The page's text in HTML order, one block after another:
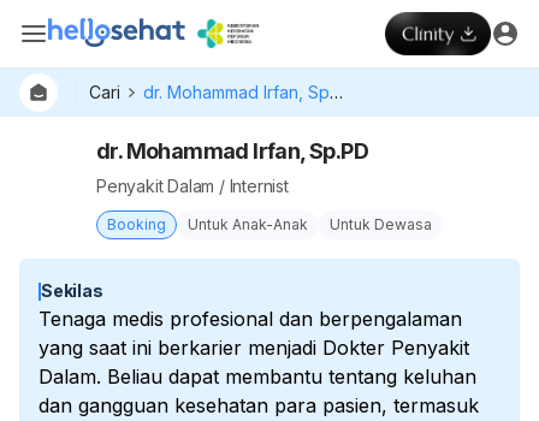
Cari dr. Mohammad Irfan, Sp.PD
dr. Mohammad Irfan, Sp.PD
Penyakit Dalam / Internist
Booking Untuk Anak-Anak Untuk Dewasa
Sekilas
Tenaga medis profesional dan berpengalaman
yang saat ini berkarier menjadi Dokter Penyakit
Dalam. Beliau dapat membantu tentang keluhan
dan gangguan kesehatan para pasien, termasuk